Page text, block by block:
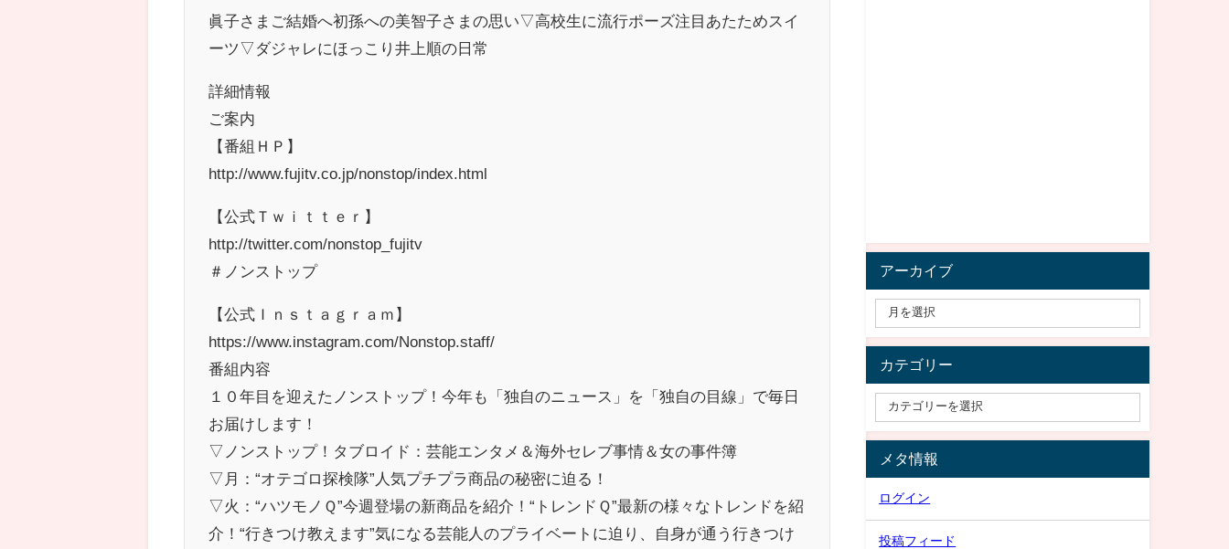
眞子さまご結婚へ初孫への美智子さまの思い▽高校生に流行ポーズ注目あたためスイ
ーツ▽ダジャレにほっこり井上順の日常
詳細情報
ご案内
【番組ＨＰ】
http://www.fujitv.co.jp/nonstop/index.html
【公式Ｔｗｉｔｔｅｒ】
http://twitter.com/nonstop_fujitv
＃ノンストップ
【公式Ｉｎｓｔａｇｒａｍ】
https://www.instagram.com/Nonstop.staff/
番組内容
１０年目を迎えたノンストップ！今年も「独自のニュース」を「独自の目線」で毎日
お届けします！
▽ノンストップ！タブロイド：芸能エンタメ＆海外セレブ事情＆女の事件簿
▽月：“オテゴロ探検隊”人気プチプラ商品の秘密に迫る！
▽火：“ハツモノＱ”今週登場の新商品を紹介！“トレンドＱ”最新の様々なトレンドを紹
介！“行きつけ教えます”気になる芸能人のプライベートに迫り、自身が通う行きつけ
アーカイブ
カテゴリー
メタ情報
ログイン
投稿フィード